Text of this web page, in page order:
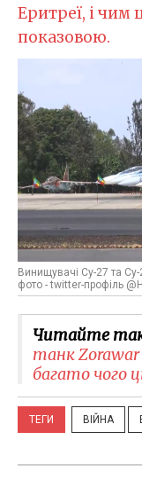
Еритреї, і чим
показовою.
Винищувачі Су-27 та Су-
фото - twitter-профіль
Читайте
танк Zorawar
багато чого
ТЕГИ ВІЙНА